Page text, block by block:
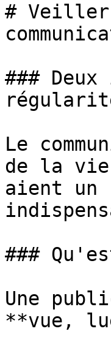
#
###
Le
de la
aient un
###
Une
**vue,